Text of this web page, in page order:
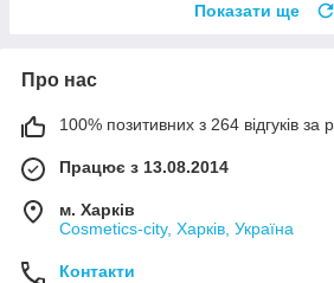
Показати ще
Про нас
100% позитивних з 264 відгуків за
Працює з 13.08.2014
м. Харків
Cosmetics-city, Харків, Україна
Контакти